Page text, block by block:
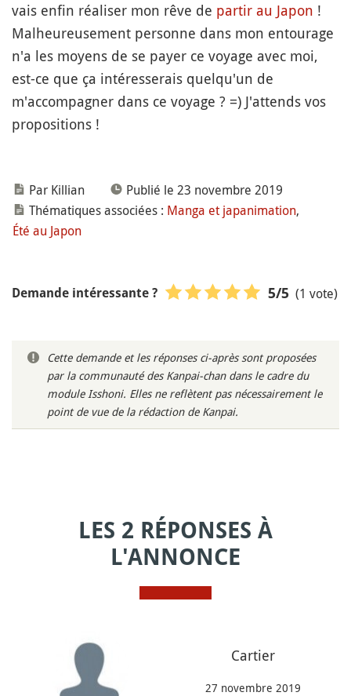
vais enfin réaliser mon rêve de partir au Japon !
Malheureusement personne dans mon entourage
n'a les moyens de se payer ce voyage avec moi,
est-ce que ça intéresserais quelqu'un de
m'accompagner dans ce voyage ? =) J'attends vos
propositions !
Par Killian
Publié le 23 novembre 2019
Thématiques associées : Manga et japanimation,
Été au Japon
Demande intéressante ? 5/5 (1 vote)
Cette demande et les réponses ci-après sont proposées
par la communauté des Kanpai-chan dans le cadre du
module Isshoni. Elles ne reflètent pas nécessairement le
point de vue de la rédaction de Kanpai.
LES 2 RÉPONSES À
L'ANNONCE
Cartier
27 novembre 2019